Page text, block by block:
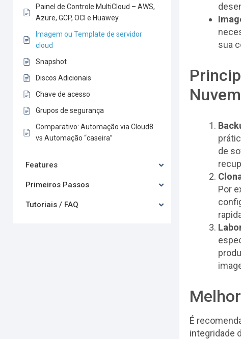
Painel de Controle MultiCloud – AWS,
Azure, GCP, OCI e Huawey
Imagem ou Template de servidor
cloud
Snapshot
Discos Adicionais
Chave de acesso
Grupos de segurança
Comparativo: Automação via Cloud8
vs Automação “caseira”
Features
Primeiros Passos
Tutoriais / FAQ
sua
Nuvem
de
Por
É
integridade